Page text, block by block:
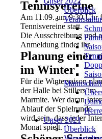
Tennisvereine
Am 11.09. um 9:30 Uhr
Tennisvereine statt.
Die Ausschreibung und
Anmeldung findet ihr
Planung einer
im Winter
Für die Wintersaison
der Halle bei Stillers im
Marmite. Wer daran
Ablauf der Spielrunde
wird sein, dass jeder
Monat spielt.
Überblick
Unser 2021
Überblick